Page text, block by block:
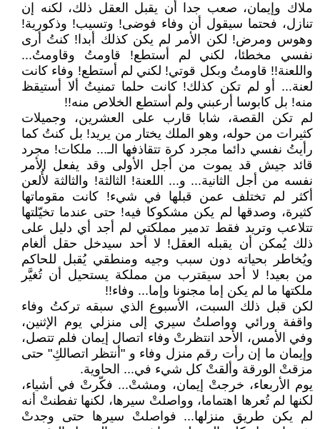
ملاك وإيمان، صعب جدا أن يقبل العقل ذلك، لكنه إن
تنازل، فحتما سيقول أن وفاء فوضى! وتسيب! وذكورية!
وهوس ومرض! لكن الأمر لم يكن كذلك أبدا! كنتُ أرى
نفسي مخطئا، لكني لم أستطع! قاومتُ وقاومتُ...
واللعنة!! قاومتُ وبكل قوتي! لكني لم أستطع! وفاء كانت
لعنة... أو لم تكن كذلك! كانت حلما تمنيتُ ألا أستيقظ
منه! بل كابوسا أرعبني ولم أستطع الخلاص منه!!
لم تكن القصة، شابا قارب على العشرين، وجميلات
كثيرات من حوله، وهو الملك يختار من يريد! بل كنتُ كما
رأيتُ نفسي دائما مجرد كرة تتقاذفها الـ... ملكات! مجرد
قائد جيش قد يموت من أجل الأولى وقد يفعل الأمر
نفسه من أجل الثانية... و... اللعنة! الثالثة! والثالثة لأُلعن
أكثر لم تختلف عمن قبلها في شيء! كانت مقوماتها
كثيرة، وصدقها لم يكن مشكوكا فيه! حتى عندما تخيّلتها
تتلاعب وتريد فقط تدمير مملكتي لم أجد أي دليل على
ذلك يُمكن أن يقبله العقل! لا أحد سيدخل حقل ألغام
ويُخاطر بحياته دون سبب وجيه ومنطقي يُقبل للحاكم
من بعيد! لا أحد سيقترب من مملكة يستحيل أن تُغيَّر
ملكتها ما لم يكن إما مجنونا وإما... وفاء!!
لكن قبل ذلك السبت، الأسبوع الذي سبقه تركتُ وفاء
واقفة ورائي وواصلتُ سيري إلى منزلي يوم الإثنين،
وفي الأمس، الأحد انتظرتْ وفاء اتصال إيمان فلم تتصل،
وإيمان ما إن رأت رقم منزل وفاء و "أنتظر اتصالكِ" حتى
مزقتْ الورقة وألقتْ كل شيء في... الحاوية.
يوم الأربعاء، خرجتْ إيمان، ومشتْ... فكّرتْ في أشياء،
لكنها لم تُعرها اهتماما، وواصلتْ سيرها، لكنها تفطنتْ أنه
لم يكن طريق منزلها... فواصلتْ سيرها حتى وجدتْ